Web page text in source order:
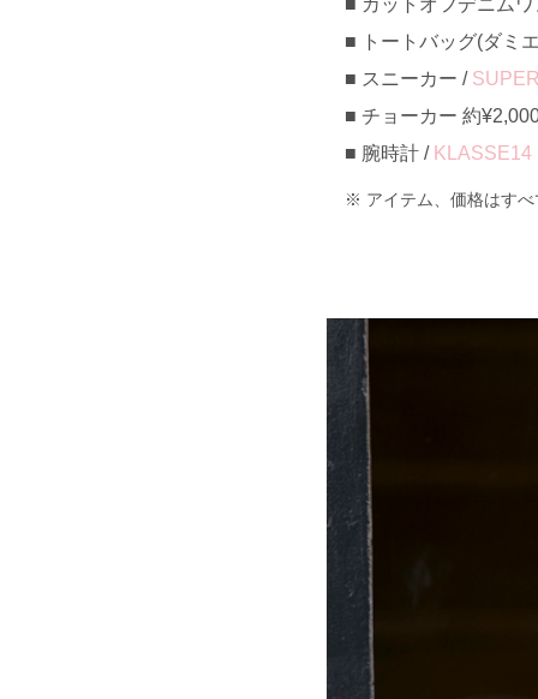
カットオフデニム
トートバッグ(ダミ
スニーカー /
チョーカー 約
腕時計 / KLASSE14
アイテム、価格はす